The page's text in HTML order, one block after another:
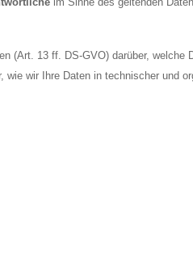
(Art. 13 ff. DS-GVO) darüber,
wir Ihre Daten in technischer und